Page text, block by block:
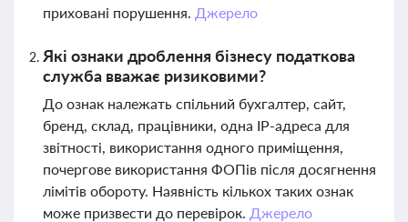
приховані порушення. Джерело
Які ознаки дроблення бізнесу податкова
служба вважає ризиковими?
До ознак належать спільний бухгалтер, сайт,
бренд, склад, працівники, одна IP-адреса для
звітності, використання одного приміщення,
почергове використання ФОПів після досягнення
лімітів обороту. Наявність кількох таких ознак
може призвести до перевірок. Джерело